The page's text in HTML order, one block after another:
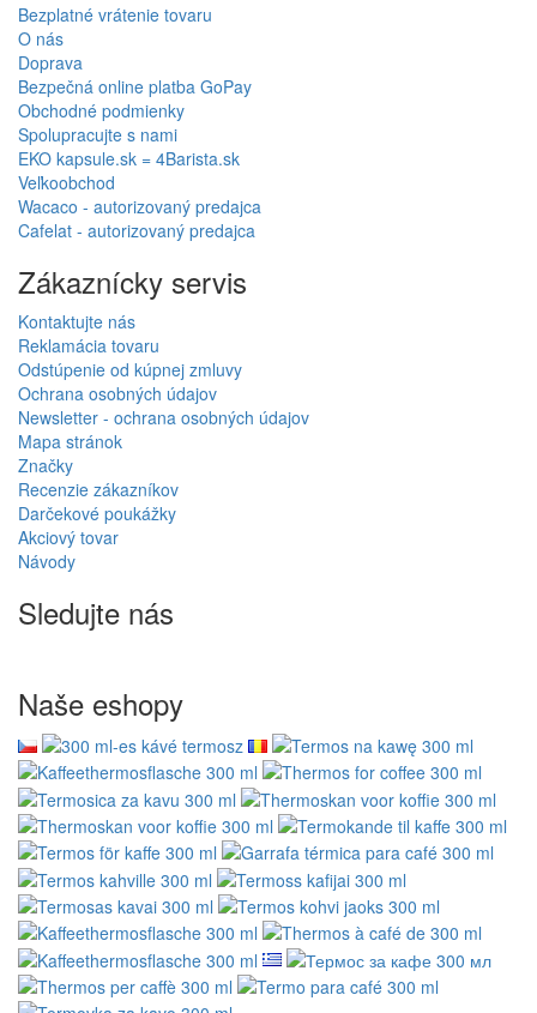
Bezplatné vrátenie tovaru
O nás
Doprava
Bezpečná online platba GoPay
Obchodné podmienky
Spolupracujte s nami
EKO kapsule.sk = 4Barista.sk
Veľkoobchod
Wacaco - autorizovaný predajca
Cafelat - autorizovaný predajca
Zákaznícky servis
Kontaktujte nás
Reklamácia tovaru
Odstúpenie od kúpnej zmluvy
Ochrana osobných údajov
Newsletter - ochrana osobných údajov
Mapa stránok
Značky
Recenzie zákazníkov
Darčekové poukážky
Akciový tovar
Návody
Sledujte nás
Naše eshopy